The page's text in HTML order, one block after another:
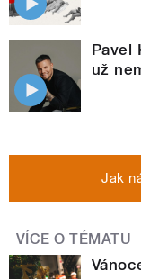
Pavel
už
Jak
VÍCE O TÉMATU